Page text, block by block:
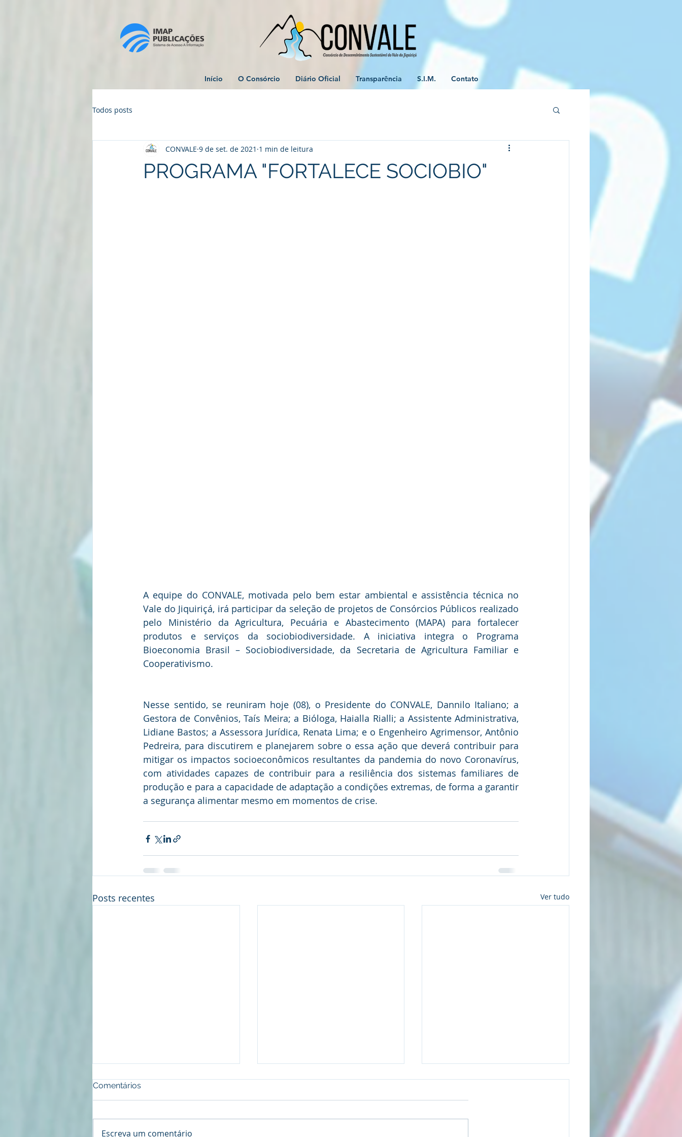
Início O Consórcio Diário Oficial Transparência S.I.M. Contato
Todos posts
PROGRAMA "FORTALECE SOCIOBIO"
CONVALE 9 de set. de 2021 1 min de leitura
A equipe do CONVALE, motivada pelo bem estar ambiental e assistência técnica no
Vale do Jiquiriçá, irá participar da seleção de projetos de Consórcios Públicos realizado
pelo Ministério da Agricultura, Pecuária e Abastecimento (MAPA) para fortalecer
produtos e serviços da sociobiodiversidade. A iniciativa integra o Programa
Bioeconomia Brasil – Sociobiodiversidade, da Secretaria de Agricultura Familiar e
Cooperativismo.
Nesse sentido, se reuniram hoje (08), o Presidente do CONVALE, Dannilo Italiano; a
Gestora de Convênios, Taís Meira; a Bióloga, Haialla Rialli; a Assistente Administrativa,
Lidiane Bastos; a Assessora Jurídica, Renata Lima; e o Engenheiro Agrimensor, Antônio
Pedreira, para discutirem e planejarem sobre o essa ação que deverá contribuir para
mitigar os impactos socioeconômicos resultantes da pandemia do novo Coronavírus,
com atividades capazes de contribuir para a resiliência dos sistemas familiares de
produção e para a capacidade de adaptação a condições extremas, de forma a garantir
a segurança alimentar mesmo em momentos de crise.
Posts recentes Ver tudo
Comentários
Escreva um comentário